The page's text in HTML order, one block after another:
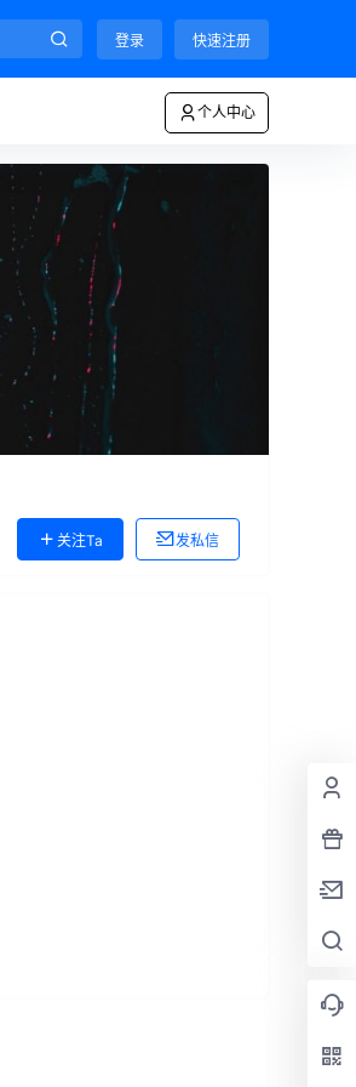
登录 快速注册
个人中心
关注Ta 发私信